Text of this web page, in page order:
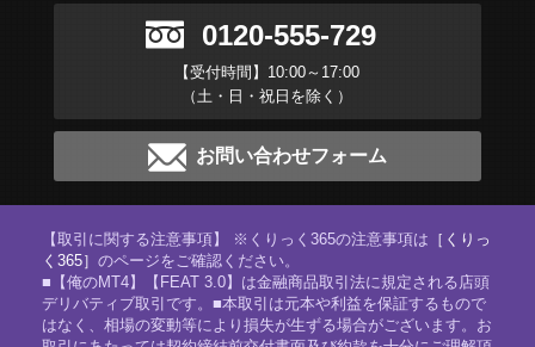
0120-555-729
【受付時間】10:00～17:00
（土・日・祝日を除く）
お問い合わせフォーム
【取引に関する注意事項】 ※くりっく365の注意事項は ［くりっ
く365］ のページをご確認ください。
■【俺のMT4】【FEAT 3.0】は金融商品取引法に規定される店頭
デリバティブ取引です。■本取引は元本や利益を保証するもので
はなく、相場の変動等により損失が生ずる場合がございます。お